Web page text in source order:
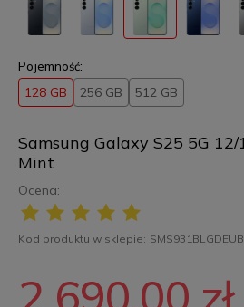
Samsung Galaxy S25 5G
Mint
Ocena:
Kod produktu w sklepie: SMS931BLGDEUB
Pojemność:
128 GB 256 GB 512 GB